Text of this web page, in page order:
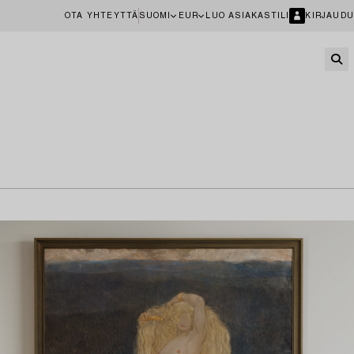
OTA YHTEYTTÄ SUOMI EUR LUO ASIAKASTILI KIRJAUDU